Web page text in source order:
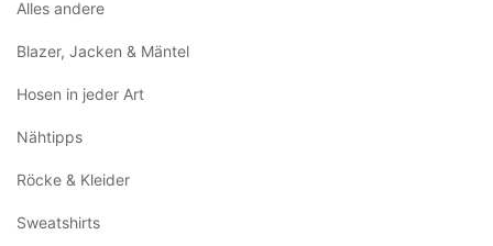
Alles andere
Blazer, Jacken & Mäntel
Hosen in jeder Art
Nähtipps
Röcke & Kleider
Sweatshirts